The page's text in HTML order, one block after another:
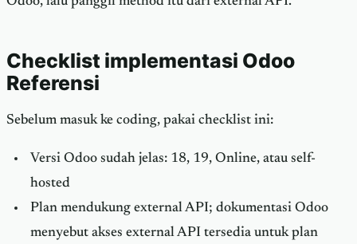
Checklist implementasi Odoo
Referensi
Sebelum masuk ke coding, pakai checklist ini:
Versi Odoo sudah jelas: 18, 19, Online, atau self-
hosted
Plan mendukung external API; dokumentasi Odoo
menyebut akses external API tersedia untuk plan